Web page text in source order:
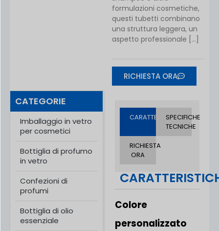
formulazioni cosmetiche,
questi tubetti combinano
una struttura leggera, un
aspetto professionale […]
RICHIESTA ORA
CATEGORIE
Imballaggio in vetro
per cosmetici
Bottiglia di profumo
in vetro
Confezioni di
profumi
Bottiglia di olio
essenziale
CARATTERISTICHE
SPECIFICHE
TECNICHE
RICHIESTA
ORA
Colore
personalizzato